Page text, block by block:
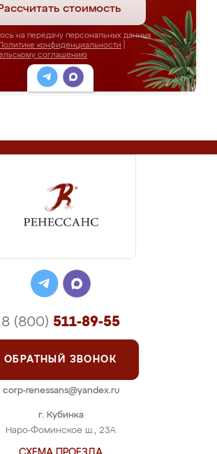
стоимость
на передачу персональных данных
конфиденциальности
соглашению
г. Кубинка
Наро-Фоминское ш., 23А
8 (800) 511-89-55
ОБРАТНЫЙ ЗВОНОК
corp-renessans@yandex.ru